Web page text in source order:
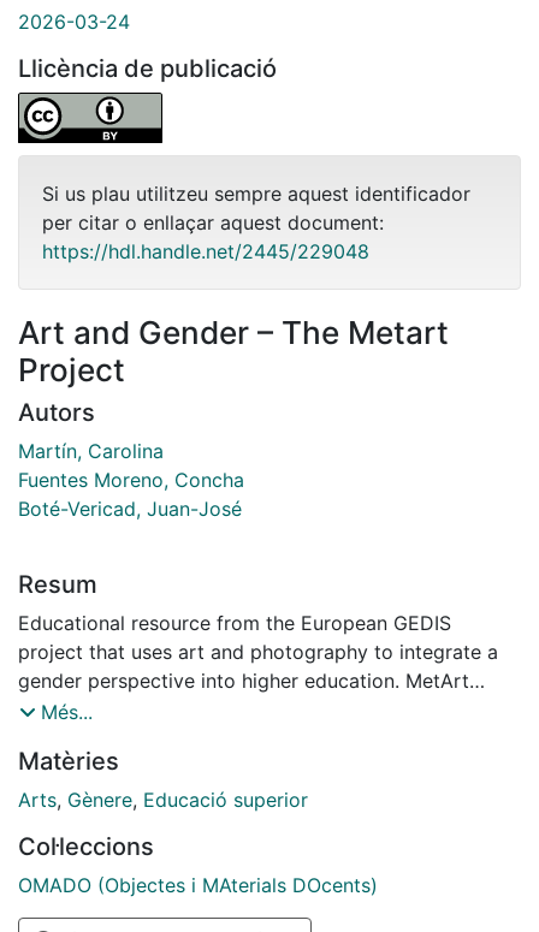
2026-03-24
Llicència de publicació
Si us plau utilitzeu sempre aquest identificador
per citar o enllaçar aquest document:
https://hdl.handle.net/2445/229048
Art and Gender – The Metart
Project
Autors
Martín, Carolina
Fuentes Moreno, Concha
Boté-Vericad, Juan-José
Resum
Educational resource from the European GEDIS
project that uses art and photography to integrate a
gender perspective into higher education. MetArt
proposes a four‑phase process—model analysis,
application—to reflect on silenced narratives in
cultural heritage and promote co‑creation between
Més...
Matèries
Arts, Gènere, Educació superior
Col·leccions
OMADO (Objectes i MAterials DOcents)